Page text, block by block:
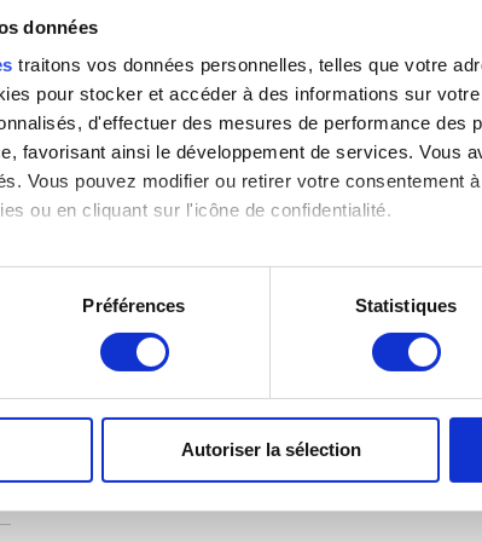
données
traitons vos données personnelles, telles que votre
pour stocker et accéder à des informations sur
d'effectuer des mesures de performance des
favorisant ainsi le développement de services. Vous
Vous pouvez modifier ou retirer votre consentement
ou en cliquant sur l'icône de confidentialité.
également :
sur votre localisation géographique qui peuvent
de publicité et d'analyse, qui peuvent combiner
Préférences Statistiques
Autoriser la sélection
Matthieu et saint Marc.
et saint Jean
Frans I Floris